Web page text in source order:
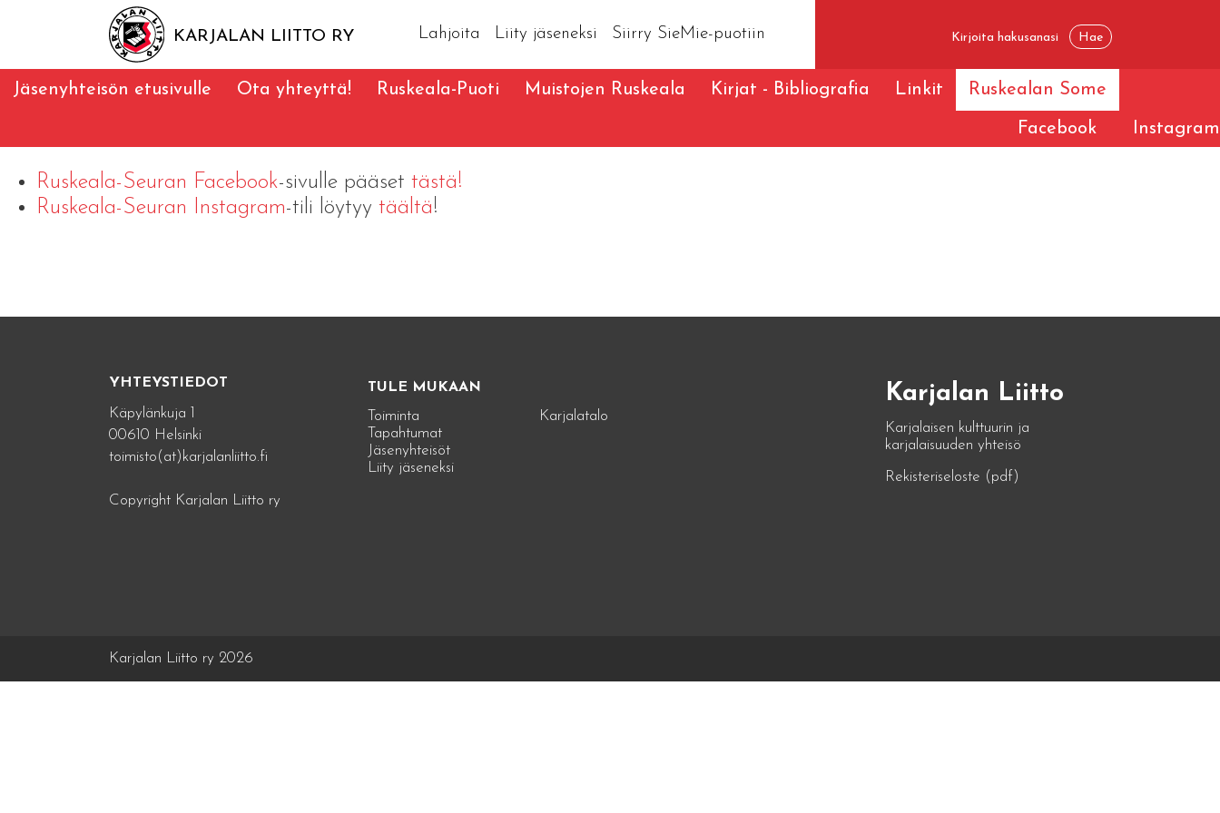
KARJALAN LIITTO RY Lahjoita Liity jäseneksi Siirry SieMie-puotiin
Jäsenyhteisön etusivulle Ota yhteyttä! Ruskeala-Puoti Muistojen Ruskeala Kirjat - Bibliografia Linkit Ruskealan Some
Facebook Instagram
Ruskeala-Seuran Facebook-sivulle pääset tästä!
Ruskeala-Seuran Instagram-tili löytyy täältä!
YHTEYSTIEDOT
Käpylänkuja 1
00610 Helsinki
toimisto(at)karjalanliitto.fi
Copyright Karjalan Liitto ry
TULE MUKAAN
Toiminta
Tapahtumat
Jäsenyhteisöt
Liity jäseneksi
Karjalatalo
Karjalan Liitto
Karjalaisen kulttuurin ja
karjalaisuuden yhteisö
Rekisteriseloste (pdf)
Karjalan Liitto ry 2026